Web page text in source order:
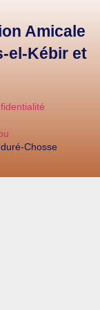
Amicale
el-Kébir et
Chosse